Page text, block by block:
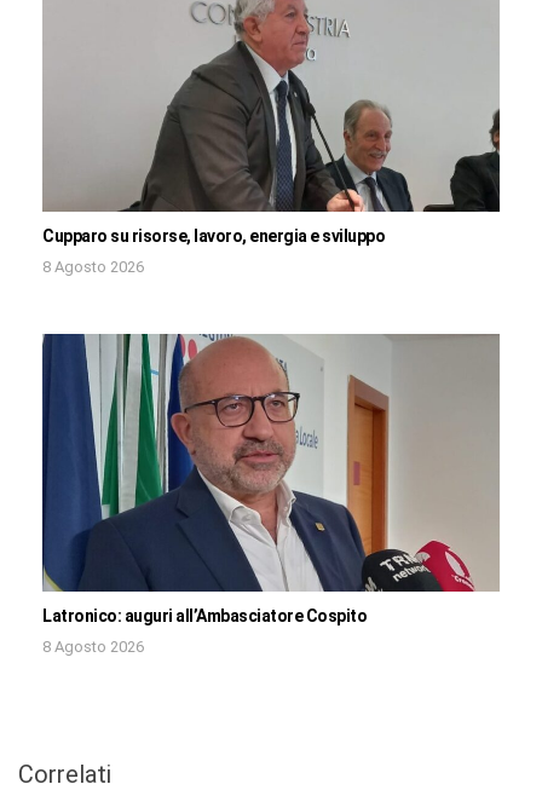
Cupparo su risorse, lavoro, energia e sviluppo
8 Agosto 2026
Latronico: auguri all’Ambasciatore Cospito
8 Agosto 2026
Correlati